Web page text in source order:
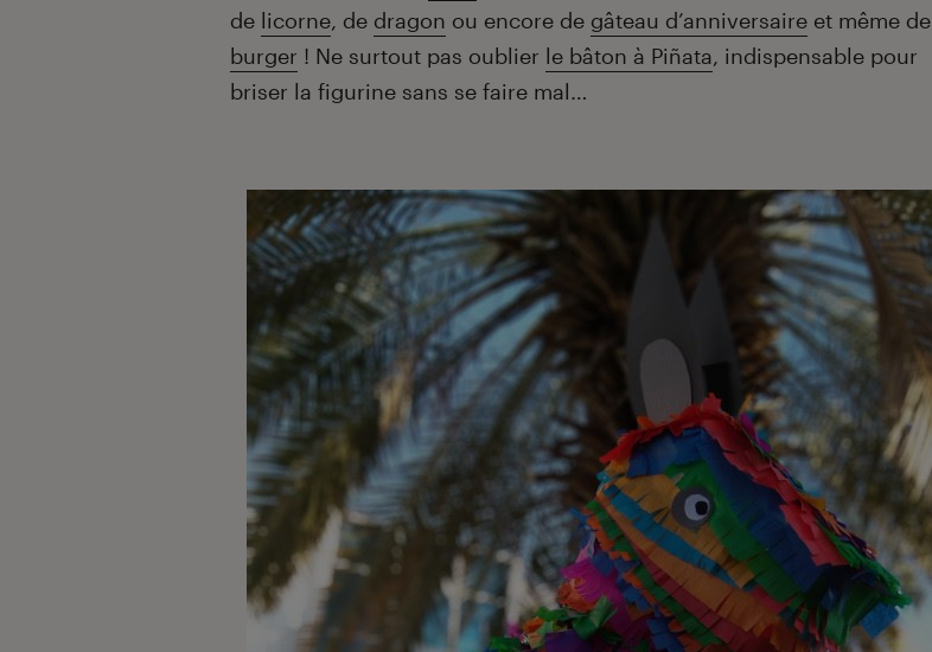
de licorne, de dragon ou encore de gâteau d’anniversaire et même de
burger ! Ne surtout pas oublier le bâton à Piñata, indispensable pour
briser la figurine sans se faire mal…